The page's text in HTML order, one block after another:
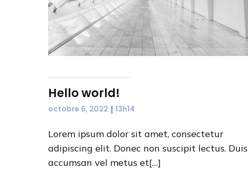
Hello world!
octobre 6, 2022 | 13h14
Lorem ipsum dolor sit amet, consectetur
adipiscing elit. Donec non suscipit lectus. Duis
accumsan vel metus et[…]